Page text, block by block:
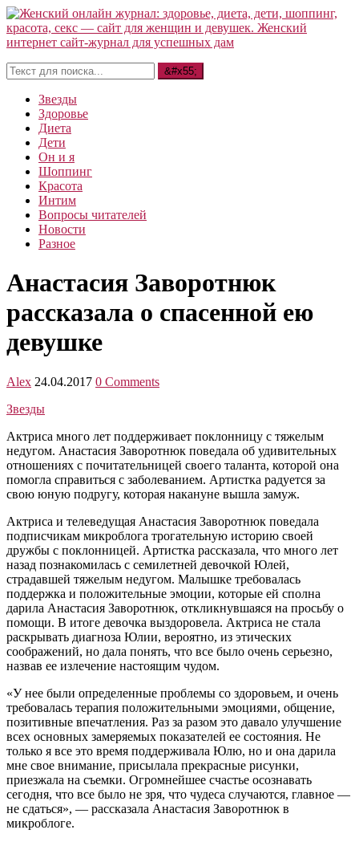
Звезды
Здоровье
Диета
Дети
Он и я
Шоппинг
Красота
Интим
Вопросы читателей
Новости
Разное
Анастасия Заворотнюк
рассказала о спасенной ею
девушке
Alex 24.04.2017 0 Comments
Звезды
Актриса много лет поддерживает поклонницу с тяжелым
недугом. Анастасия Заворотнюк поведала об удивительных
отношениях с почитательницей своего таланта, которой она
помогла справиться с заболеванием. Артистка радуется за
свою юную подругу, которая накануне вышла замуж.
Актриса и телеведущая Анастасия Заворотнюк поведала
подписчикам микроблога трогательную историю своей
дружбы с поклонницей. Артистка рассказала, что много лет
назад познакомилась с семилетней девочкой Юлей,
страдавшей тяжелым недугом. Малышке требовалась
поддержка и положительные эмоции, которые ей сполна
дарила Анастасия Заворотнюк, откликнувшаяся на просьбу о
помощи. В итоге девочка выздоровела. Актриса не стала
раскрывать диагноза Юлии, вероятно, из этических
соображений, но дала понять, что все было очень серьезно,
назвав ее излечение настоящим чудом.
«У нее были определенные проблемы со здоровьем, и очень
требовалась терапия положительными эмоциями, общение,
позитивные впечатления. Раз за разом это давало улучшение
всех основных замеряемых показателей ее состояния. Не
только я все это время поддерживала Юлю, но и она дарила
мне свое внимание, присылала прекрасные рисунки,
приезжала на съемки. Огромнейшее счастье осознавать
сегодня, что все было не зря, что чудеса случаются, главное —
не сдаться», — рассказала Анастасия Заворотнюк в
микроблоге.